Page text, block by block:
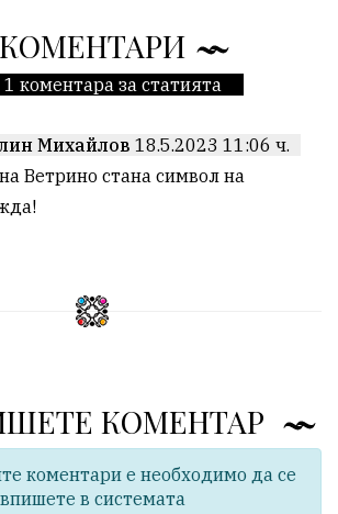
КОМЕНТАРИ
коментара за статията
Михайлов 18.5.2023 11:06 ч.
Ветрино стана символ на
КОМЕНТАР
коментари е необходимо да се
впишете в системата